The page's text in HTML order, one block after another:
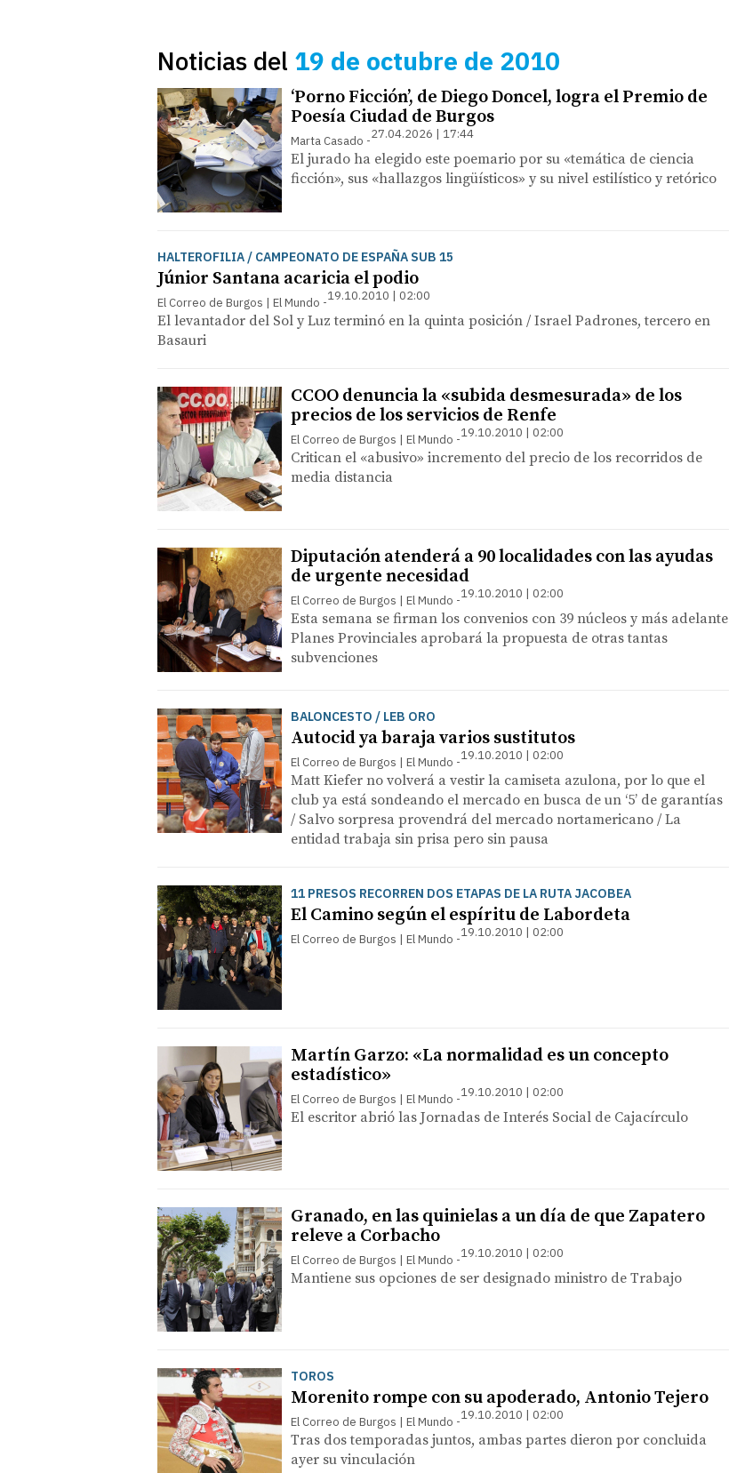
Noticias del 19 de octubre de 2010
‘Porno Ficción’, de Diego Doncel, logra el Premio de
Poesía Ciudad de Burgos
Marta Casado 27.04.2026 | 17:44
El jurado ha elegido este poemario por su «temática de ciencia
ficción», sus «hallazgos lingüísticos» y su nivel estilístico y retórico
HALTEROFILIA / CAMPEONATO DE ESPAÑA SUB 15
Júnior Santana acaricia el podio
El Correo de Burgos | El Mundo 19.10.2010 | 02:00
El levantador del Sol y Luz terminó en la quinta posición / Israel Padrones, tercero en
Basauri
CCOO denuncia la «subida desmesurada» de los
precios de los servicios de Renfe
El Correo de Burgos | El Mundo 19.10.2010 | 02:00
Critican el «abusivo» incremento del precio de los recorridos de
media distancia
Diputación atenderá a 90 localidades con las ayudas
de urgente necesidad
El Correo de Burgos | El Mundo 19.10.2010 | 02:00
Esta semana se firman los convenios con 39 núcleos y más adelante
Planes Provinciales aprobará la propuesta de otras tantas
subvenciones
BALONCESTO / LEB ORO
Autocid ya baraja varios sustitutos
El Correo de Burgos | El Mundo 19.10.2010 | 02:00
Matt Kiefer no volverá a vestir la camiseta azulona, por lo que el
club ya está sondeando el mercado en busca de un ‘5’ de garantías
/ Salvo sorpresa provendrá del mercado nortamericano / La
entidad trabaja sin prisa pero sin pausa
11 PRESOS RECORREN DOS ETAPAS DE LA RUTA JACOBEA
El Camino según el espíritu de Labordeta
El Correo de Burgos | El Mundo 19.10.2010 | 02:00
Martín Garzo: «La normalidad es un concepto
estadístico»
El Correo de Burgos | El Mundo 19.10.2010 | 02:00
El escritor abrió las Jornadas de Interés Social de Cajacírculo
Granado, en las quinielas a un día de que Zapatero
releve a Corbacho
El Correo de Burgos | El Mundo 19.10.2010 | 02:00
Mantiene sus opciones de ser designado ministro de Trabajo
TOROS
Morenito rompe con su apoderado, Antonio Tejero
El Correo de Burgos | El Mundo 19.10.2010 | 02:00
Tras dos temporadas juntos, ambas partes dieron por concluida
ayer su vinculación